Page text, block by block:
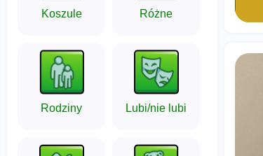
Koszule Różne
Rodziny Lubi/nie lubi